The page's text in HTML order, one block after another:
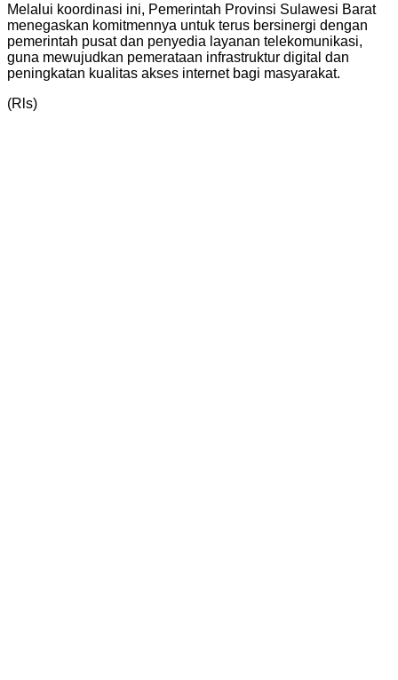
Melalui koordinasi ini, Pemerintah Provinsi Sulawesi Barat
menegaskan komitmennya untuk terus bersinergi dengan
pemerintah pusat dan penyedia layanan telekomunikasi,
guna mewujudkan pemerataan infrastruktur digital dan
peningkatan kualitas akses internet bagi masyarakat.
(Rls)